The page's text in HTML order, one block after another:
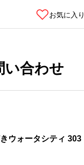
お気に入り
い合わせ
ウォータシティ 303